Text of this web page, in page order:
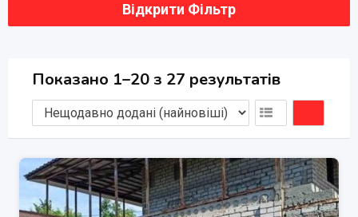
Відкрити Фільтр
Показано 1–20 з 27 результатів